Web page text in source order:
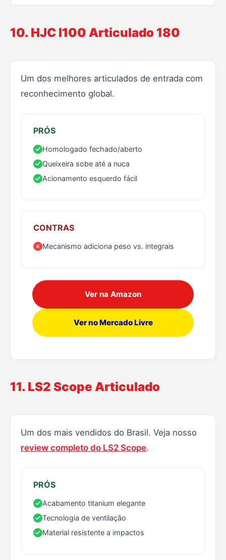
10. HJC I100 Articulado 180
Um dos melhores articulados de entrada com
reconhecimento global.
PRÓS
Homologado fechado/aberto
Queixeira sobe até a nuca
Acionamento esquerdo fácil
CONTRAS
Mecanismo adiciona peso vs. integrais
Ver na Amazon
Ver no Mercado Livre
11. LS2 Scope Articulado
Um dos mais vendidos do Brasil. Veja nosso
review completo do LS2 Scope.
PRÓS
Acabamento titanium elegante
Tecnologia de ventilação
Material resistente a impactos